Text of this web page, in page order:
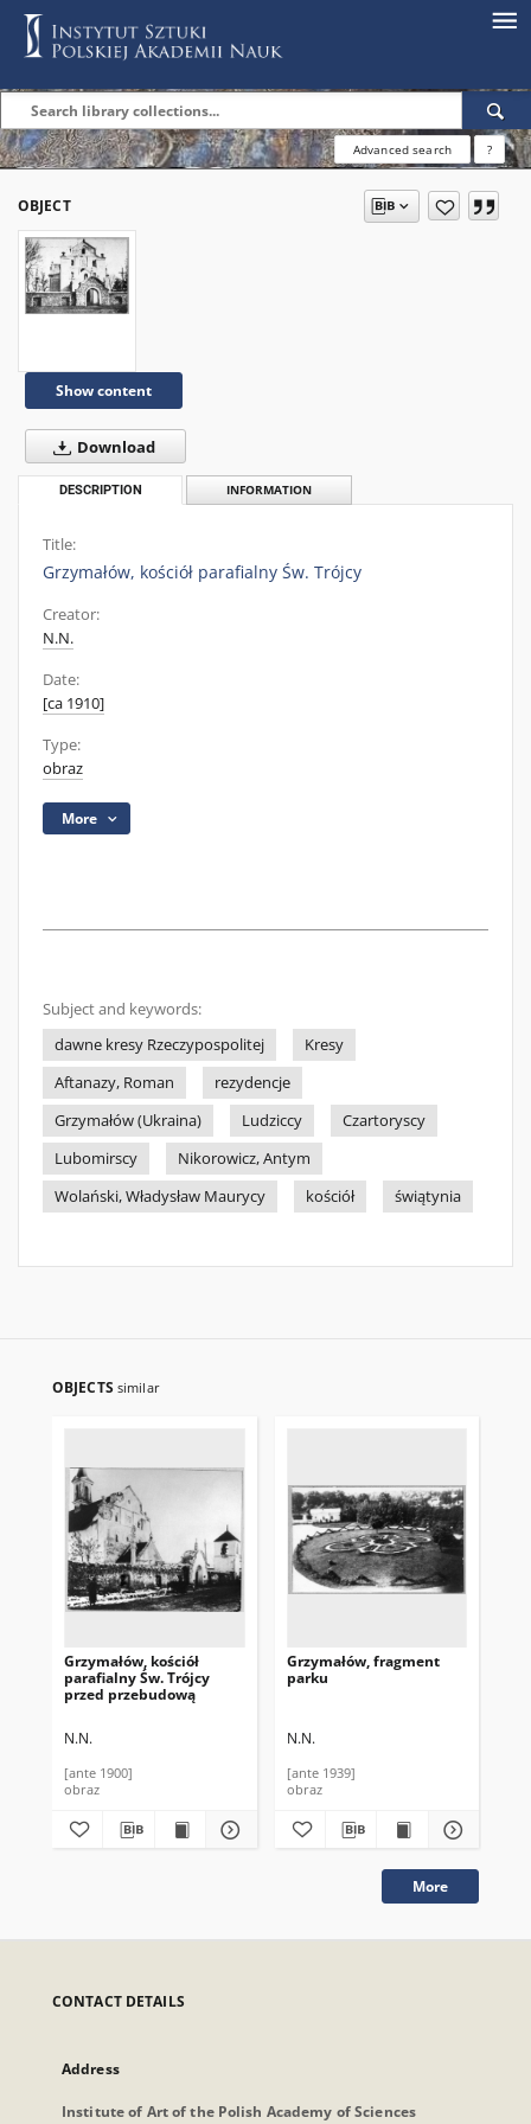
Advanced search ?
OBJECT
Show content
Download
DESCRIPTION INFORMATION
Title:
Grzymałów, kościół parafialny Św. Trójcy
Creator:
N.N.
Date:
[ca 1910]
Type:
obraz
More
Subject and keywords:
dawne kresy Rzeczypospolitej
Kresy
Aftanazy, Roman
rezydencje
Grzymałów (Ukraina)
Ludziccy
Czartoryscy
Lubomirscy
Nikorowicz, Antym
Wolański, Władysław Maurycy
kościół świątynia
OBJECTS similar
Grzymałów, kościół
parafialny Św. Trójcy
przed przebudową
N.N.
[ante 1900]
obraz
Grzymałów, fragment
parku
N.N.
[ante 1939]
obraz
More
CONTACT DETAILS
Address
Institute of Art of the Polish Academy of Sciences